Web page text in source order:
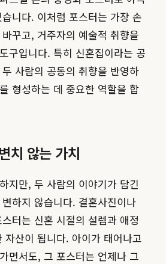
니다. 이처럼 포스터는 가장 손
꾸고, 거주자의 예술적 취향을
구입니다. 특히 신혼집이라는 공
사람의 공동의 취향을 반영하
형성하는 데 중요한 역할을 합
치 않는 가치
지만, 두 사람의 이야기가 담긴
하지 않습니다. 결혼사진이나
터는 신혼 시절의 설렘과 애정
자산이 됩니다. 아이가 태어나고
면서도, 그 포스터는 언제나 그